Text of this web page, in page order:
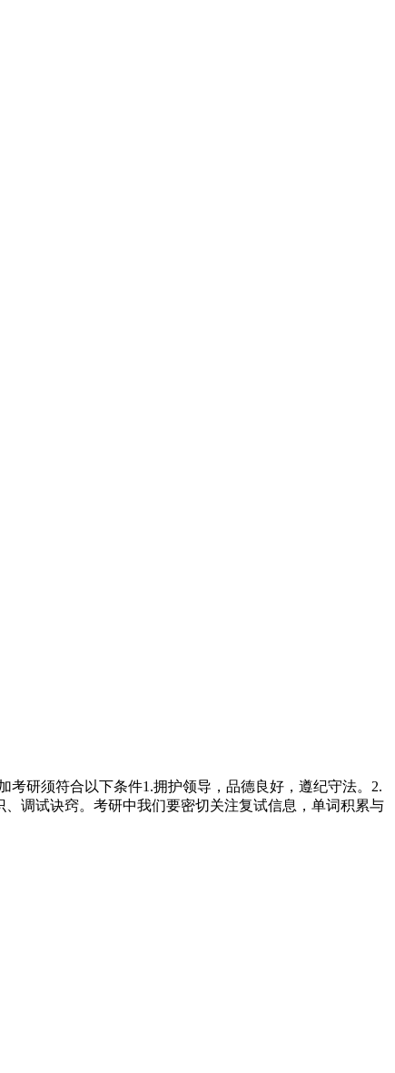
研须符合以下条件1.拥护领导，品德良好，遵纪守法。2.
调试诀窍。考研中我们要密切关注复试信息，单词积累与